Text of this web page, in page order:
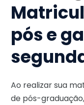
pós e
Ao realizar sua
de pós-